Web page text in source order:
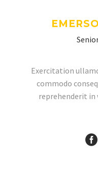
Exercitation
commodo
reprehenderit